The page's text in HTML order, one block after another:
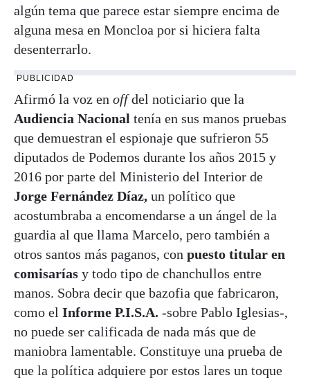
algún tema que parece estar siempre encima de
alguna mesa en Moncloa por si hiciera falta
desenterrarlo.
PUBLICIDAD
Afirmó la voz en offdel noticiario que la
Audiencia Nacional tenía en sus manos pruebas
que demuestran el espionaje que sufrieron 55
diputados de Podemos durante los años 2015 y
2016 por parte del Ministerio del Interior de
Jorge Fernández Díaz, un político que
acostumbraba a encomendarse a un ángel de la
guardia al que llama Marcelo, pero también a
otros santos más paganos, con puesto titular en
comisarías y todo tipo de chanchullos entre
manos. Sobra decir que bazofia que fabricaron,
como el Informe P.I.S.A. -sobre Pablo Iglesias-,
no puede ser calificada de nada más que de
maniobra lamentable. Constituye una prueba de
que la política adquiere por estos lares un toque